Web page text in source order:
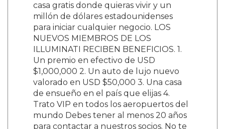
casa gratis donde quieras vivir y un
millón de dólares estadounidenses
para iniciar cualquier negocio. LOS
NUEVOS MIEMBROS DE LOS
ILLUMINATI RECIBEN BENEFICIOS. 1.
Un premio en efectivo de USD
$1,000,000 2. Un auto de lujo nuevo
valorado en USD $50,000 3. Una casa
de ensueño en el país que elijas 4.
Trato VIP en todos los aeropuertos del
mundo Debes tener al menos 20 años
para contactar a nuestros socios. No te